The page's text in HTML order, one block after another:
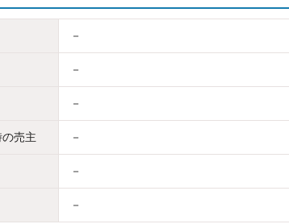
－
－
－
売主 －
－
－